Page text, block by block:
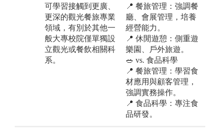
可學習接觸到更廣、
更深的觀光餐旅專業
領域，有別於其他一
般大專校院僅單獨設
立觀光或餐飲相關科
系。
📍 餐旅管理：強調餐
廳、會展管理，培養
經營能力。
📍 休閒遊憩：側重遊
樂園、戶外旅遊。
🥗 vs. 食品科學
📍 餐旅管理：學習食
材應用與顧客管理，
強調實務操作。
📍 食品科學：專注食
品研發。